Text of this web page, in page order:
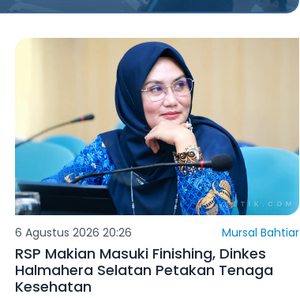
6 Agustus 2026 20:26 Mursal Bahtiar
RSP Makian Masuki Finishing, Dinkes
Halmahera Selatan Petakan Tenaga
Kesehatan